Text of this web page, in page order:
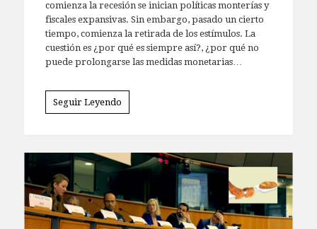
comienza la recesión se inician políticas monterías y
fiscales expansivas. Sin embargo, pasado un cierto
tiempo, comienza la retirada de los estímulos. La
cuestión es ¿por qué es siempre así?, ¿por qué no
puede prolongarse las medidas monetarias…
Seguir Leyendo